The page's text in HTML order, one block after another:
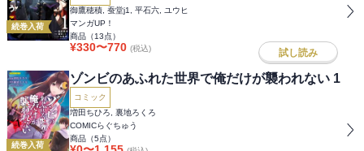
続巻入荷
御鷹穂積, 蚕堂j1, 平石六, ユウヒ
マンガUP！
商品（13点）
¥330〜770 (税込) 試し読み
続巻入荷
ゾンビのあふれた世界で俺だけが襲われない 1
コミック
増田ちひろ, 裏地ろくろ
COMICらぐちゅう
商品（5点）